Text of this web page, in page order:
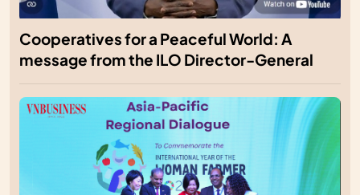
Cooperatives for a Peaceful World: A
message from the ILO Director-General